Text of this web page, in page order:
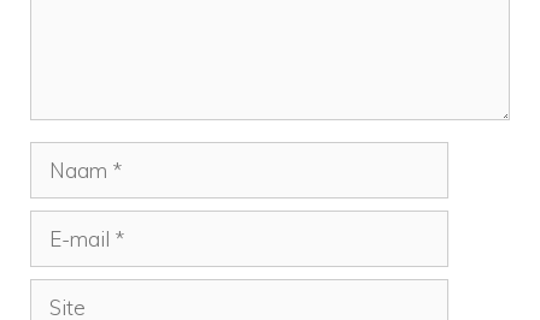
Naam
mail
Site